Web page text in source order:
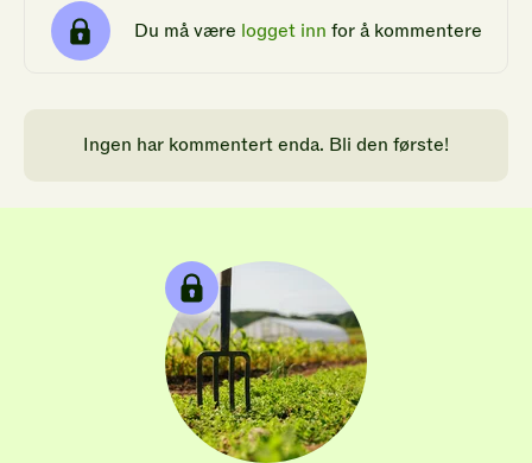
Du må være logget inn for å kommentere
Ingen har kommentert enda. Bli den første!